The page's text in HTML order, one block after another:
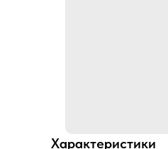
Характеристики